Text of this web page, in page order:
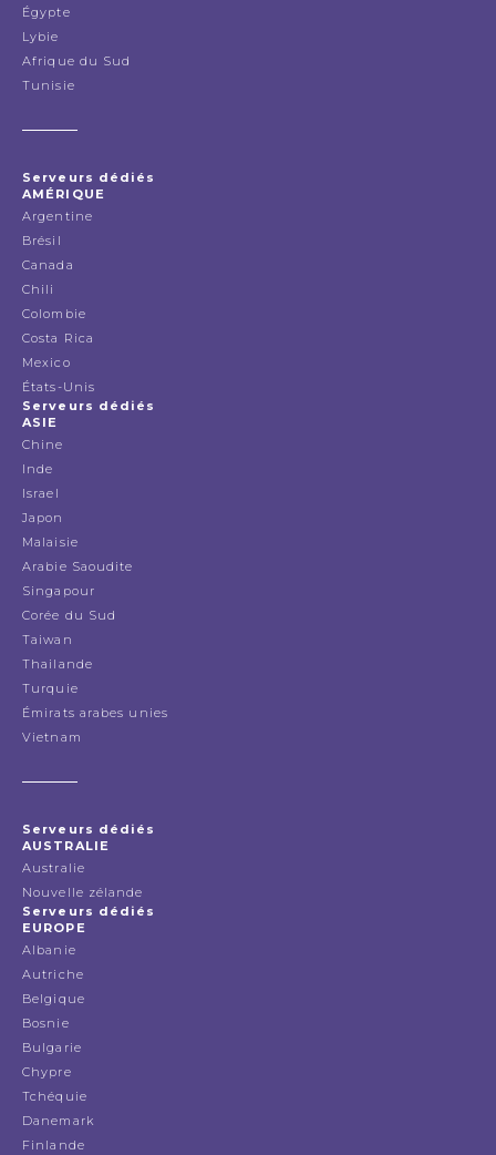
Égypte
Lybie
Afrique du Sud
Tunisie
Serveurs dédiés
AMÉRIQUE
Argentine
Brésil
Canada
Chili
Colombie
Costa Rica
Mexico
États-Unis
Serveurs dédiés
ASIE
Chine
Inde
Israel
Japon
Malaisie
Arabie Saoudite
Singapour
Corée du Sud
Taiwan
Thailande
Turquie
Émirats arabes unies
Vietnam
Serveurs dédiés
AUSTRALIE
Australie
Nouvelle zélande
Serveurs dédiés
EUROPE
Albanie
Autriche
Belgique
Bosnie
Bulgarie
Chypre
Tchéquie
Danemark
Finlande